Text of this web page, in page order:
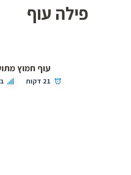
פילה עוף
עוף חמוץ
21 דקות